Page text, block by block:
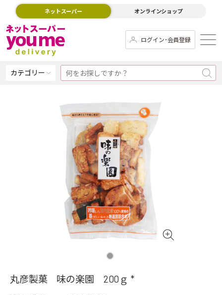
ネットスーパー オンラインショップ
ログイン･会員登録
カテゴリー
丸彦製菓 味の楽園 200ｇ *